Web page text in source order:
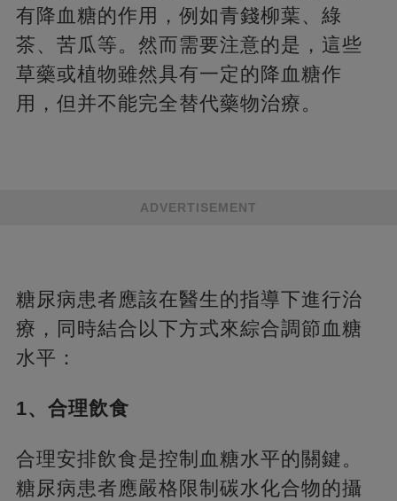
有降血糖的作用，例如青錢柳葉、綠
茶、苦瓜等。然而需要注意的是，這些
草藥或植物雖然具有一定的降血糖作
用，但并不能完全替代藥物治療。
ADVERTISEMENT
糖尿病患者應該在醫生的指導下進行治
療，同時結合以下方式來綜合調節血糖
水平：
1、合理飲食
合理安排飲食是控制血糖水平的關鍵。
糖尿病患者應嚴格限制碳水化合物的攝